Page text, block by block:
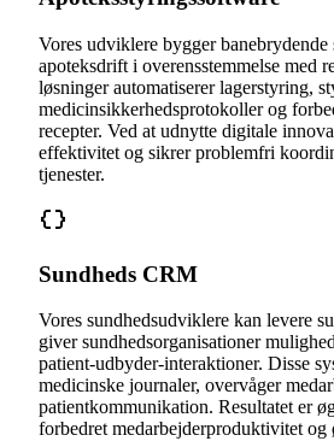
Vores udviklere bygger banebrydende
apoteksdrift i overensstemmelse med
løsninger automatiserer lagerstyring,
medicinsikkerhedsprotokoller og
recepter. Ved at udnytte digitale
effektivitet og sikrer problemfri
tjenester.
Sundheds CRM
Vores sundhedsudviklere kan levere
giver sundhedsorganisationer
patient-udbyder-interaktioner. Disse
medicinske journaler, overvåger
patientkommunikation. Resultatet er
forbedret medarbejderproduktivitet og